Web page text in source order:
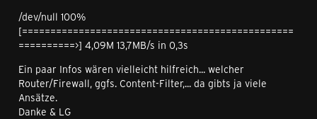
/dev/null 100%
[================================================
==========>] 4,09M 13,7MB/s in 0,3s
Ein paar Infos wären vielleicht hilfreich... welcher
Router/Firewall, ggfs. Content-Filter,... da gibts ja viele
Ansätze.
Danke & LG